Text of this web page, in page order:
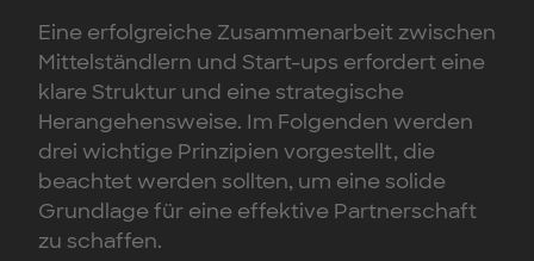
Eine erfolgreiche Zusammenarbeit zwischen
Mittelständlern und Start-ups erfordert eine
klare Struktur und eine strategische
Herangehensweise. Im Folgenden werden
drei wichtige Prinzipien vorgestellt, die
beachtet werden sollten, um eine solide
Grundlage für eine effektive Partnerschaft
zu schaffen.